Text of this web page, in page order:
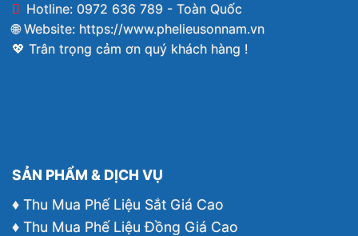
Hotline: 0972 636 789 - Toàn Quốc
🌐 Website: https://www.phelieusonnam.vn
💖 Trân trọng cảm ơn quý khách hàng !
SẢN PHẨM & DỊCH VỤ
♦ Thu Mua Phế Liệu Sắt Giá Cao
♦ Thu Mua Phế Liệu Đồng Giá Cao